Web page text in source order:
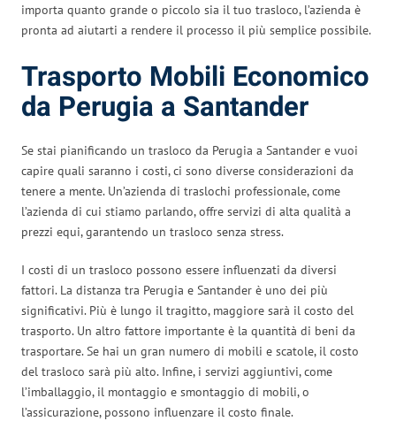
importa quanto grande o piccolo sia il tuo trasloco, l’azienda è
pronta ad aiutarti a rendere il processo il più semplice possibile.
Trasporto Mobili Economico
da Perugia a Santander
Se stai pianificando un trasloco da Perugia a Santander e vuoi
capire quali saranno i costi, ci sono diverse considerazioni da
tenere a mente. Un’azienda di traslochi professionale, come
l’azienda di cui stiamo parlando, offre servizi di alta qualità a
prezzi equi, garantendo un trasloco senza stress.
I costi di un trasloco possono essere influenzati da diversi
fattori. La distanza tra Perugia e Santander è uno dei più
significativi. Più è lungo il tragitto, maggiore sarà il costo del
trasporto. Un altro fattore importante è la quantità di beni da
trasportare. Se hai un gran numero di mobili e scatole, il costo
del trasloco sarà più alto. Infine, i servizi aggiuntivi, come
l’imballaggio, il montaggio e smontaggio di mobili, o
l’assicurazione, possono influenzare il costo finale.